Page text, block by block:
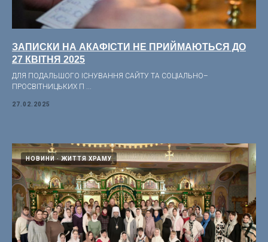
ЗАПИСКИ НА АКАФІСТИ НЕ ПРИЙМАЮТЬСЯ ДО
27 КВІТНЯ 2025
ДЛЯ ПОДАЛЬШОГО ІСНУВАННЯ САЙТУ ТА СОЦІАЛЬНО–
ПРОСВІТНИЦЬКИХ П ...
27.02.2025
НОВИНИ ЖИТТЯ ХРАМУ